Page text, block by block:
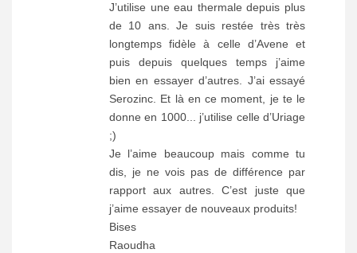
J’utilise une eau thermale depuis plus
de 10 ans. Je suis restée très très
longtemps fidèle à celle d’Avene et
puis depuis quelques temps j’aime
bien en essayer d’autres. J’ai essayé
Serozinc. Et là en ce moment, je te le
donne en 1000... j’utilise celle d’Uriage
;)
Je l’aime beaucoup mais comme tu
dis, je ne vois pas de différence par
rapport aux autres. C’est juste que
j’aime essayer de nouveaux produits!
Bises
Raoudha